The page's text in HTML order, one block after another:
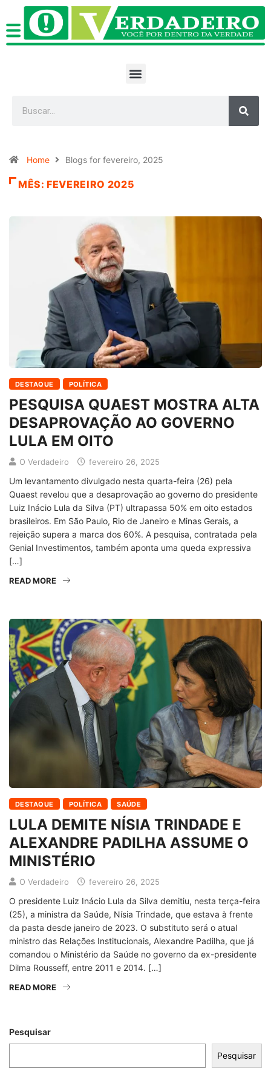
Home Blogs for fevereiro, 2025
MÊS:FEVEREIRO 2025
DESTAQUE POLÍTICA
PESQUISA QUAEST MOSTRA ALTA
DESAPROVAÇÃO AO GOVERNO
LULA EM OITO
O Verdadeiro fevereiro 26, 2025
Um levantamento divulgado nesta quarta-feira (26) pela
Quaest revelou que a desaprovação ao governo do presidente
Luiz Inácio Lula da Silva (PT) ultrapassa 50% em oito estados
brasileiros. Em São Paulo, Rio de Janeiro e Minas Gerais, a
rejeição supera a marca dos 60%. A pesquisa, contratada pela
Genial Investimentos, também aponta uma queda expressiva
[…]
READ MORE
DESTAQUE POLÍTICA SAÚDE
LULA DEMITE NÍSIA TRINDADE E
ALEXANDRE PADILHA ASSUME O
MINISTÉRIO
O Verdadeiro fevereiro 26, 2025
O presidente Luiz Inácio Lula da Silva demitiu, nesta terça-feira
(25), a ministra da Saúde, Nísia Trindade, que estava à frente
da pasta desde janeiro de 2023. O substituto será o atual
ministro das Relações Institucionais, Alexandre Padilha, que já
comandou o Ministério da Saúde no governo da ex-presidente
Dilma Rousseff, entre 2011 e 2014. […]
READ MORE
Pesquisar
Pesquisar